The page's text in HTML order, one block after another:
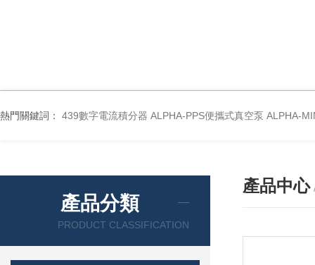
熱門關鍵詞： 439數字電流積分器 ALPHA-PPS便攜式真空泵 ALPHA-
產品分類
PRODUCT CLASSIFICATION
產品中心